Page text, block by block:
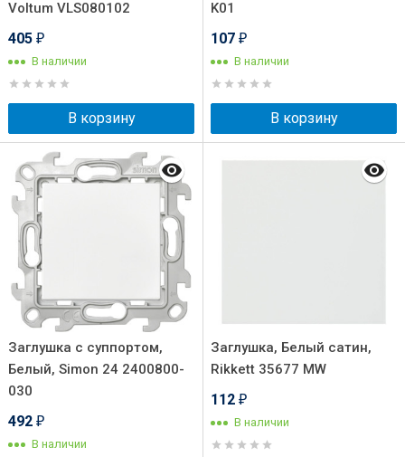
Voltum VLS080102
405 ₽
В наличии
В корзину
K01
107 ₽
В наличии
В корзину
Заглушка с суппортом,
Белый, Simon 24 2400800-
030
492 ₽
В наличии
Заглушка, Белый сатин,
Rikkett 35677 MW
112 ₽
В наличии